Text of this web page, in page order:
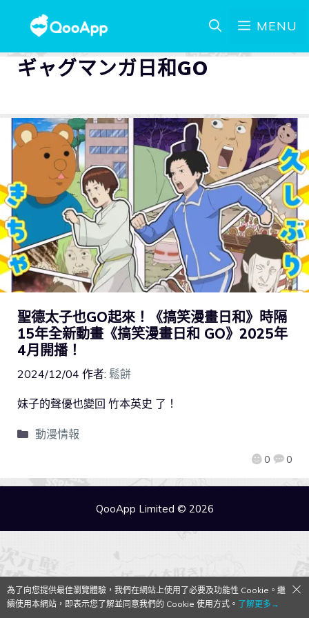
MENU
ギャグマンガ日和GO
聖德太子也GO起來！《搞笑漫畫日和》時隔
15年全新動畫《搞笑漫畫日和 GO》2025年
4月開播！
2024/12/04 作者: 鬆餅
0 0
妹子的聲優也變回 竹本英史 了！
動漫情報
QooApp Limited © 2026
為了向您提供最佳瀏覽體驗，我們在網站上使用了必要及功能性 Cookie。繼
續使用本網站，即表示您了解並同意我們的 Cookie 使用方式。 了解更多→